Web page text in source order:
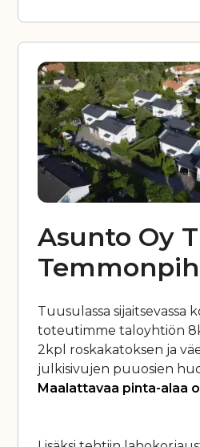
Asunto Oy
Tuusulassa sijaitsevassa
toteutimme taloyhtiön
2kpl roskakatoksen ja
julkisivujen puuosien
Maalattavaa pinta-alaa